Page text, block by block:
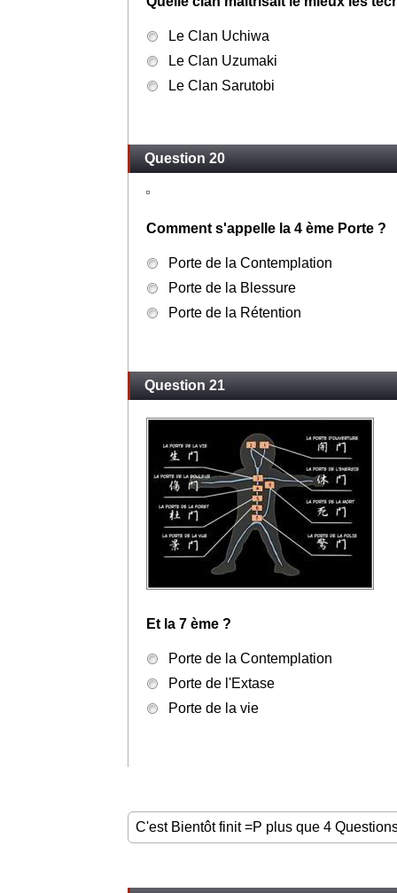
Le Clan Uchiwa
Le Clan Uzumaki
Le Clan Sarutobi
Question 20
Comment s'appelle la 4 ème Porte ?
Porte de la Contemplation
Porte de la Blessure
Porte de la Rétention
Question 21
Et la 7 ème ?
Porte de la Contemplation
Porte de l'Extase
Porte de la vie
C'est Bientôt finit =P plus que 4